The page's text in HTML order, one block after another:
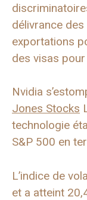
délivrance
exportations
des visas
Nvidia
Jones Stocks
technologie
S&P 500 en
L’indice de
et a atteint